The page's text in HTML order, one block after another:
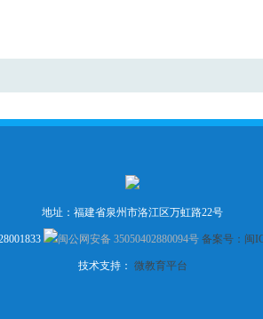
地址：福建省泉州市洛江区万虹路22号
闽公网安备 35050402880094号 备案号：闽
技术支持： 微教育平台